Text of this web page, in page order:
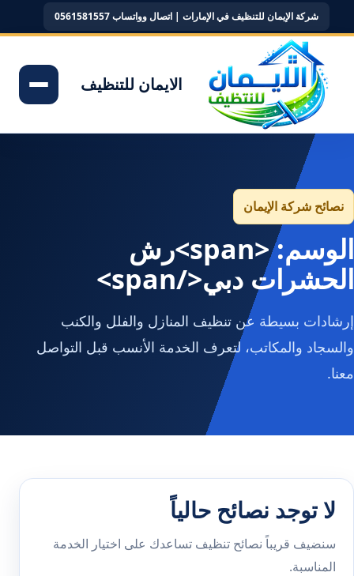
شركة الإيمان للتنظيف في الإمارات | اتصال وواتساب 0561581557
الايمان للتنظيف
نصائح شركة الإيمان
الوسم: <span>رش
الحشرات دبي</span>
إرشادات بسيطة عن تنظيف المنازل والفلل والكنب
والسجاد والمكاتب، لتعرف الخدمة الأنسب قبل التواصل
معنا.
لا توجد نصائح حالياً
سنضيف قريباً نصائح تنظيف تساعدك على اختيار الخدمة
المناسبة.